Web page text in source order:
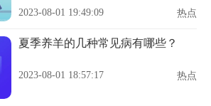
2023-08-01 19:49:09 热点
夏季养羊的几种常见病有哪些？
2023-08-01 18:57:17 热点